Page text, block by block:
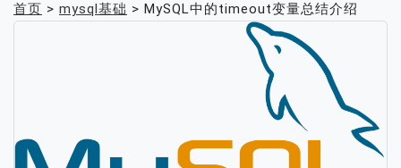
首页 > mysql基础 > MySQL中的timeout变量总结介绍